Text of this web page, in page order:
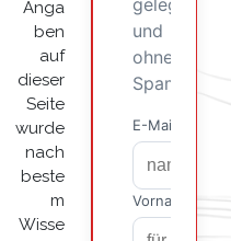
Anga
ben
auf
dieser
Seite
wurde
nach
beste
m
Wisse